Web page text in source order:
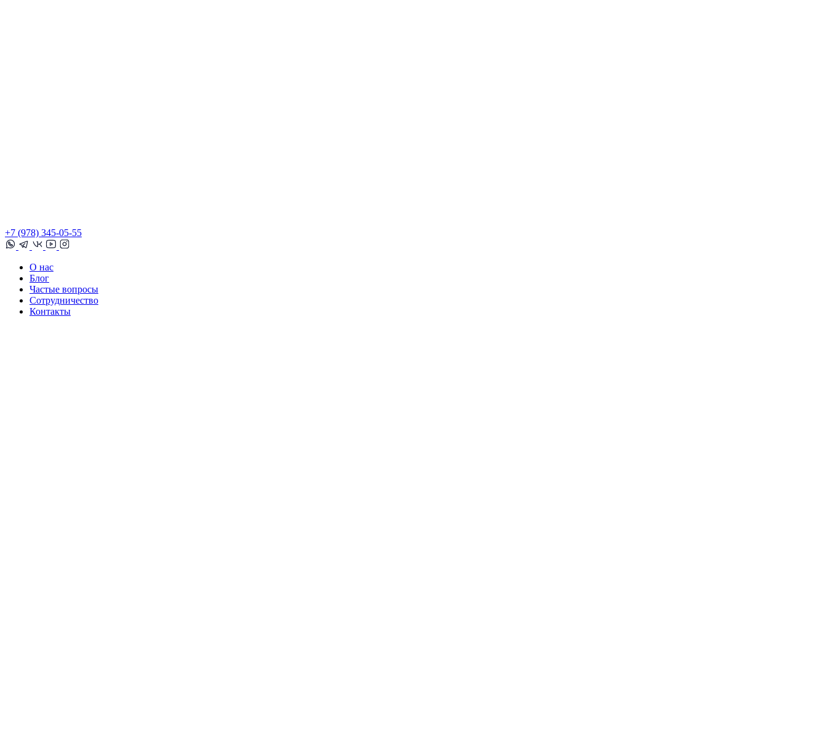
+7 (978) 345-05-55
О нас
Блог
Частые вопросы
Сотрудничество
Контакты